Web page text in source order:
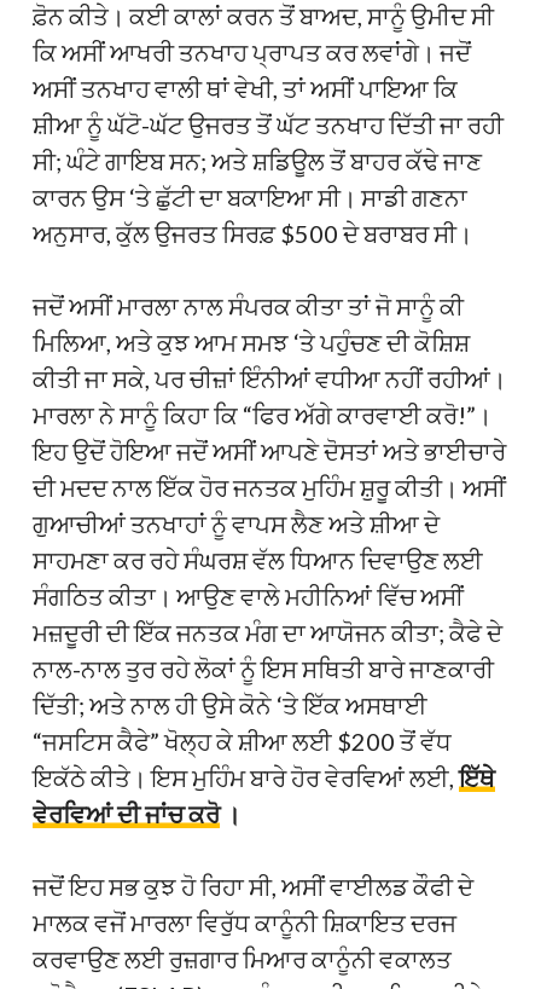
ਫ਼ੋਨ ਕੀਤੇ। ਕਈ ਕਾਲਾਂ ਕਰਨ ਤੋਂ ਬਾਅਦ, ਸਾਨੂੰ ਉਮੀਦ ਸੀ
ਕਿ ਅਸੀਂ ਆਖਰੀ ਤਨਖਾਹ ਪ੍ਰਾਪਤ ਕਰ ਲਵਾਂਗੇ। ਜਦੋਂ
ਅਸੀਂ ਤਨਖਾਹ ਵਾਲੀ ਥਾਂ ਵੇਖੀ, ਤਾਂ ਅਸੀਂ ਪਾਇਆ ਕਿ
ਸ਼ੀਆ ਨੂੰ ਘੱਟੋ-ਘੱਟ ਉਜਰਤ ਤੋਂ ਘੱਟ ਤਨਖਾਹ ਦਿੱਤੀ ਜਾ ਰਹੀ
ਸੀ; ਘੰਟੇ ਗਾਇਬ ਸਨ; ਅਤੇ ਸ਼ਡਿਊਲ ਤੋਂ ਬਾਹਰ ਕੱਢੇ ਜਾਣ
ਕਾਰਨ ਉਸ ‘ਤੇ ਛੁੱਟੀ ਦਾ ਬਕਾਇਆ ਸੀ। ਸਾਡੀ ਗਣਨਾ
ਅਨੁਸਾਰ, ਕੁੱਲ ਉਜਰਤ ਸਿਰਫ਼ $500 ਦੇ ਬਰਾਬਰ ਸੀ।
ਜਦੋਂ ਅਸੀਂ ਮਾਰਲਾ ਨਾਲ ਸੰਪਰਕ ਕੀਤਾ ਤਾਂ ਜੋ ਸਾਨੂੰ ਕੀ
ਮਿਲਿਆ, ਅਤੇ ਕੁਝ ਆਮ ਸਮਝ ‘ਤੇ ਪਹੁੰਚਣ ਦੀ ਕੋਸ਼ਿਸ਼
ਕੀਤੀ ਜਾ ਸਕੇ, ਪਰ ਚੀਜ਼ਾਂ ਇੰਨੀਆਂ ਵਧੀਆ ਨਹੀਂ ਰਹੀਆਂ।
ਮਾਰਲਾ ਨੇ ਸਾਨੂੰ ਕਿਹਾ ਕਿ “ਫਿਰ ਅੱਗੇ ਕਾਰਵਾਈ ਕਰੋ!”।
ਇਹ ਉਦੋਂ ਹੋਇਆ ਜਦੋਂ ਅਸੀਂ ਆਪਣੇ ਦੋਸਤਾਂ ਅਤੇ ਭਾਈਚਾਰੇ
ਦੀ ਮਦਦ ਨਾਲ ਇੱਕ ਹੋਰ ਜਨਤਕ ਮੁਹਿੰਮ ਸ਼ੁਰੂ ਕੀਤੀ। ਅਸੀਂ
ਗੁਆਚੀਆਂ ਤਨਖਾਹਾਂ ਨੂੰ ਵਾਪਸ ਲੈਣ ਅਤੇ ਸ਼ੀਆ ਦੇ
ਸਾਹਮਣਾ ਕਰ ਰਹੇ ਸੰਘਰਸ਼ ਵੱਲ ਧਿਆਨ ਦਿਵਾਉਣ ਲਈ
ਸੰਗਠਿਤ ਕੀਤਾ। ਆਉਣ ਵਾਲੇ ਮਹੀਨਿਆਂ ਵਿੱਚ ਅਸੀਂ
ਮਜ਼ਦੂਰੀ ਦੀ ਇੱਕ ਜਨਤਕ ਮੰਗ ਦਾ ਆਯੋਜਨ ਕੀਤਾ; ਕੈਫੇ ਦੇ
ਨਾਲ-ਨਾਲ ਤੁਰ ਰਹੇ ਲੋਕਾਂ ਨੂੰ ਇਸ ਸਥਿਤੀ ਬਾਰੇ ਜਾਣਕਾਰੀ
ਦਿੱਤੀ; ਅਤੇ ਨਾਲ ਹੀ ਉਸੇ ਕੋਨੇ ‘ਤੇ ਇੱਕ ਅਸਥਾਈ
“ਜਸਟਿਸ ਕੈਫੇ” ਖੋਲ੍ਹ ਕੇ ਸ਼ੀਆ ਲਈ $200 ਤੋਂ ਵੱਧ
ਇਕੱਠੇ ਕੀਤੇ। ਇਸ ਮੁਹਿੰਮ ਬਾਰੇ ਹੋਰ ਵੇਰਵਿਆਂ ਲਈ,ਇੱਥੇ
ਵੇਰਵਿਆਂ ਦੀ ਜਾਂਚ ਕਰੋ ।
ਜਦੋਂ ਇਹ ਸਭ ਕੁਝ ਹੋ ਰਿਹਾ ਸੀ, ਅਸੀਂ ਵਾਈਲਡ ਕੌਫੀ ਦੇ
ਮਾਲਕ ਵਜੋਂ ਮਾਰਲਾ ਵਿਰੁੱਧ ਕਾਨੂੰਨੀ ਸ਼ਿਕਾਇਤ ਦਰਜ
ਕਰਵਾਉਣ ਲਈ ਰੁਜ਼ਗਾਰ ਮਿਆਰ ਕਾਨੂੰਨੀ ਵਕਾਲਤ